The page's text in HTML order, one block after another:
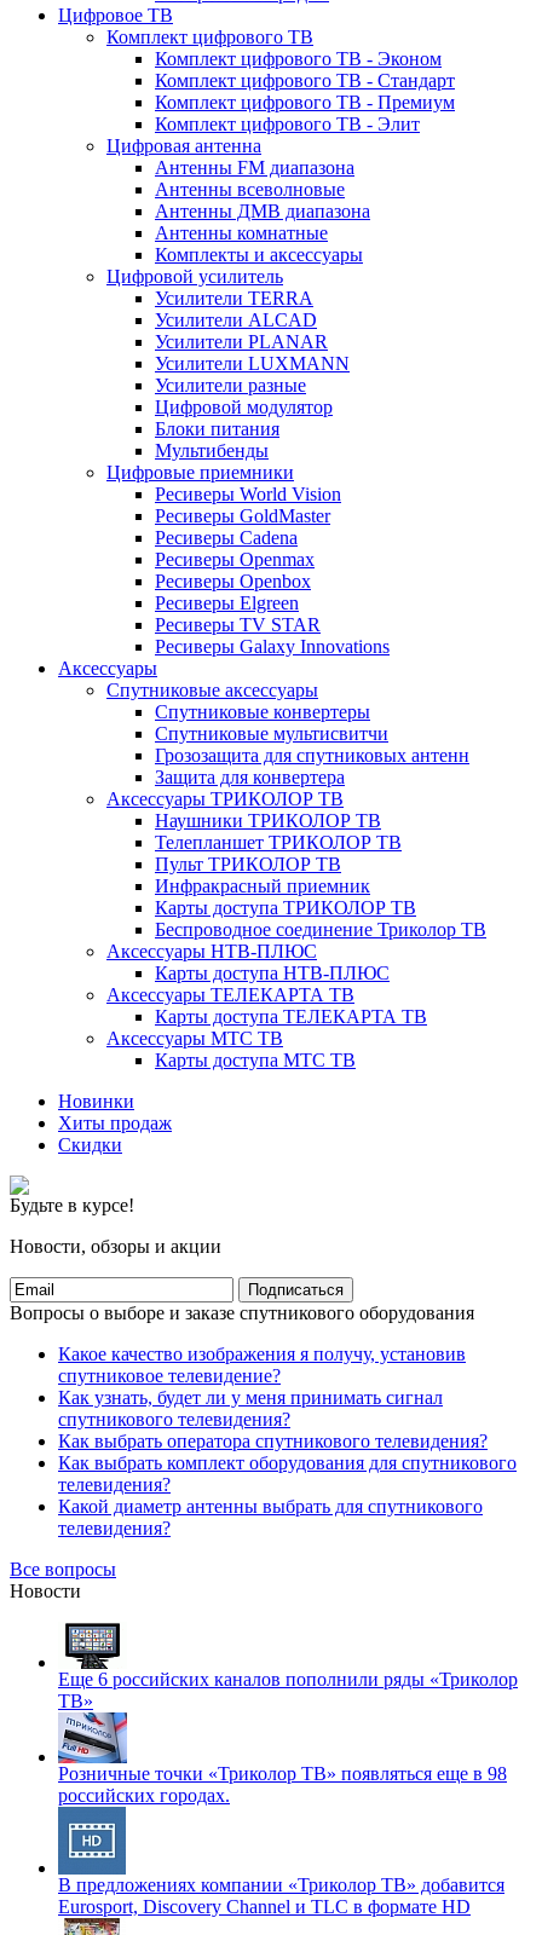
Цифровое ТВ
Комплект цифрового ТВ
Комплект цифрового ТВ - Эконом
Комплект цифрового ТВ - Стандарт
Комплект цифрового ТВ - Премиум
Комплект цифрового ТВ - Элит
Цифровая антенна
Антенны FM диапазона
Антенны всеволновые
Антенны ДМВ диапазона
Антенны комнатные
Комплекты и аксессуары
Цифровой усилитель
Усилители TERRA
Усилители ALCAD
Усилители PLANAR
Усилители LUXMANN
Усилители разные
Цифровой модулятор
Блоки питания
Мультибенды
Цифровые приемники
Ресиверы World Vision
Ресиверы GoldMaster
Ресиверы Cadena
Ресиверы Openmax
Ресиверы Openbox
Ресиверы Elgreen
Ресиверы TV STAR
Ресиверы Galaxy Innovations
Аксессуары
Спутниковые аксессуары
Спутниковые конвертеры
Спутниковые мультисвитчи
Грозозащита для спутниковых антенн
Защита для конвертера
Аксессуары ТРИКОЛОР ТВ
Наушники ТРИКОЛОР ТВ
Телепланшет ТРИКОЛОР ТВ
Пульт ТРИКОЛОР ТВ
Инфракрасный приемник
Карты доступа ТРИКОЛОР ТВ
Беспроводное соединение Триколор ТВ
Аксессуары НТВ-ПЛЮС
Карты доступа НТВ-ПЛЮС
Аксессуары ТЕЛЕКАРТА ТВ
Карты доступа ТЕЛЕКАРТА ТВ
Аксессуары МТС ТВ
Карты доступа МТС ТВ
Новинки
Хиты продаж
Скидки
Будьте в курсе!
Новости, обзоры и акции
Подписаться
Вопросы о выборе и заказе спутникового оборудования
Какое качество изображения я получу, установив
спутниковое телевидение?
Как узнать, будет ли у меня принимать сигнал
спутникового телевидения?
Как выбрать оператора спутникового телевидения?
Как выбрать комплект оборудования для спутникового
телевидения?
Какой диаметр антенны выбрать для спутникового
телевидения?
Все вопросы
Новости
Еще 6 российских каналов пополнили ряды «Триколор
ТВ»
Розничные точки «Триколор ТВ» появляться еще в 98
российских городах.
В предложениях компании «Триколор ТВ» добавится
Eurosport, Discovery Channel и TLC в формате HD